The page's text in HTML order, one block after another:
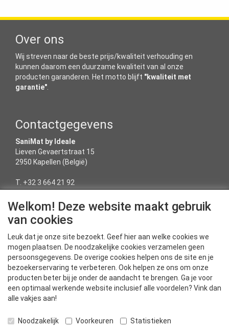
Over ons
Wij streven naar de beste prijs/kwaliteit verhouding en
kunnen daarom een duurzame kwaliteit van al onze
producten garanderen. Het motto blijft "kwaliteit met
garantie"
Contactgegevens
SaniMat by Ideale
Lieven Gevaertstraat 15
2950 Kapellen (België)
T. +32 3 664 21 92
Service
Algemene voorwaarden
Privacyverklaring
Cookieverklaring
Disclaimer
Sitemap
Betaalmethodes
Welkom! Deze website maakt gebruik
van cookies
Leuk dat je onze site bezoekt. Geef hier aan welke cookies we
mogen plaatsen. De noodzakelijke cookies verzamelen geen
persoonsgegevens. De overige cookies helpen ons de site en je
bezoekerservaring te verbeteren. Ook helpen ze ons om onze
producten beter bij je onder de aandacht te brengen. Ga je voor
een optimaal werkende website inclusief alle voordelen? Vink dan
alle vakjes aan!
Noodzakelijk Voorkeuren Statistieken